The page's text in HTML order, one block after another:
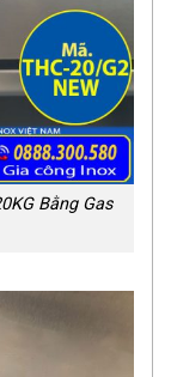
Bằng Gas